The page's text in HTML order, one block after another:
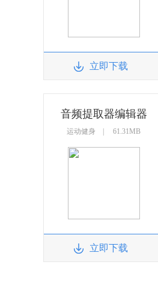
立即下载
音频提取器编辑器
运动健身 | 61.31MB
立即下载